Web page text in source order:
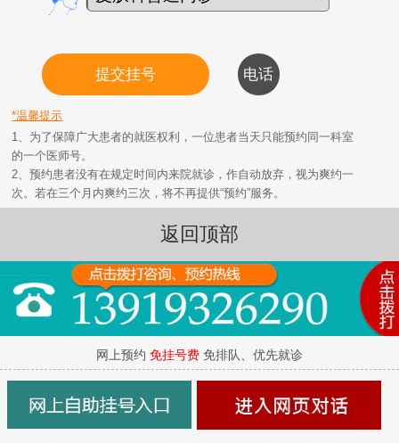
*温馨提示
1、为了保障广大患者的就医权利，一位患者当天只能预约同一科室
的一个医师号。
2、预约患者没有在规定时间内来院就诊，作自动放弃，视为爽约一
次。若在三个月内爽约三次，将不再提供“预约”服务。
返回顶部
网上预约 免挂号费 免排队、优先就诊